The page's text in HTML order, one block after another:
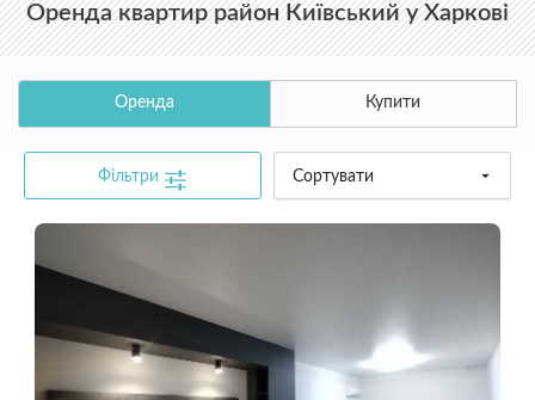
Оренда квартир район Київський у Харкові
Оренда Купити
Фільтри Сортувати